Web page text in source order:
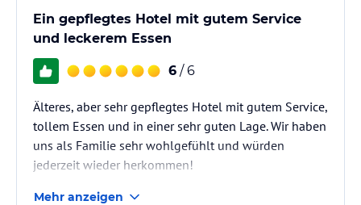
Ein gepflegtes Hotel mit gutem Service
und leckerem Essen
6 / 6
Älteres, aber sehr gepflegtes Hotel mit gutem Service,
tollem Essen und in einer sehr guten Lage. Wir haben
uns als Familie sehr wohlgefühlt und würden
jederzeit wieder herkommen!
Mehr anzeigen